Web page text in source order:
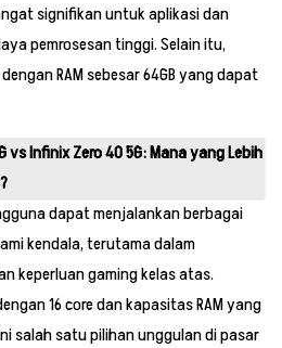
signifikan untuk aplikasi dan
pemrosesan tinggi. Selain itu,
RAM sebesar 64GB yang dapat
vs Infinix Zero 40 5G: Mana yang Lebih
dapat menjalankan berbagai
kendala, terutama dalam
keperluan gaming kelas atas.
16 core dan kapasitas RAM yang
salah satu pilihan unggulan di pasar